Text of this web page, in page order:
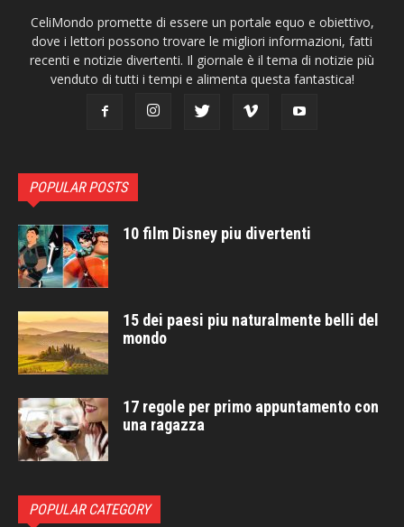
CeliMondo promette di essere un portale equo e obiettivo,
dove i lettori possono trovare le migliori informazioni, fatti
recenti e notizie divertenti. Il giornale è il tema di notizie più
venduto di tutti i tempi e alimenta questa fantastica!
POPULAR POSTS
10 film Disney piu divertenti
15 dei paesi piu naturalmente belli del
mondo
17 regole per primo appuntamento con
una ragazza
POPULAR CATEGORY